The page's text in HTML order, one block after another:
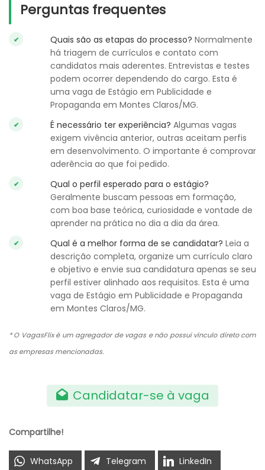
Perguntas frequentes
Quais são as etapas do processo? Normalmente
há triagem de currículos e contato com
candidatos mais aderentes. Entrevistas e testes
podem ocorrer dependendo do cargo. Esta é
uma vaga de Estágio em Publicidade e
Propaganda em Montes Claros/MG.
É necessário ter experiência? Algumas vagas
exigem vivência anterior, outras aceitam perfis
em desenvolvimento. O importante é comprovar
aderência ao que foi pedido.
Qual o perfil esperado para o estágio?
Geralmente buscam pessoas em formação,
com boa base teórica, curiosidade e vontade de
aprender na prática no dia a dia da área.
Qual é a melhor forma de se candidatar? Leia a
descrição completa, organize um currículo claro
e objetivo e envie sua candidatura apenas se seu
perfil estiver alinhado aos requisitos. Esta é uma
vaga de Estágio em Publicidade e Propaganda
em Montes Claros/MG.
* O VagasFlix é um agregador de vagas e não possui vínculo direto com
as empresas mencionadas.
Candidatar-se à vaga
Compartilhe!
WhatsApp Telegram
LinkedIn